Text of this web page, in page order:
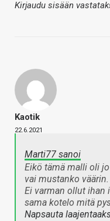
Kirjaudu sisään
Kaotik
22.6.2021
Marti77 sanoi
Eikö tämä malli oli
vai mustanko väärin.
Ei varman ollut ihan
sama kotelo mitä
Napsauta